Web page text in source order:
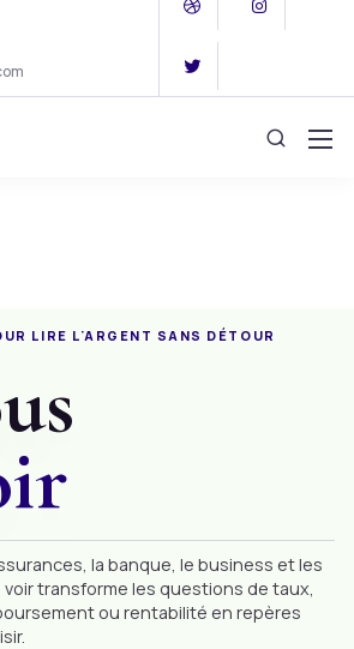
LIRE L'ARGENT SANS DÉTOUR
, la banque, le business et les
transforme les questions de taux,
ou rentabilité en repères